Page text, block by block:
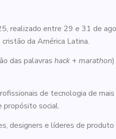
realizado entre 29 e 31 de
da América Latina.
das palavras hack + marathon
de tecnologia de
propósito social.
designers e líderes de